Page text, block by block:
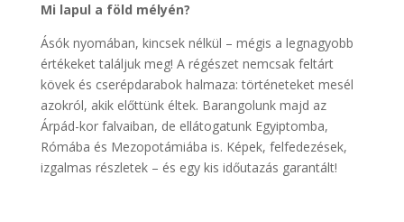
Mi lapul a föld mélyén?
Ásók nyomában, kincsek nélkül – mégis a legnagyobb
értékeket találjuk meg! A régészet nemcsak feltárt
kövek és cserépdarabok halmaza: történeteket mesél
azokról, akik előttünk éltek. Barangolunk majd az
Árpád-kor falvaiban, de ellátogatunk Egyiptomba,
Rómába és Mezopotámiába is. Képek, felfedezések,
izgalmas részletek – és egy kis időutazás garantált!